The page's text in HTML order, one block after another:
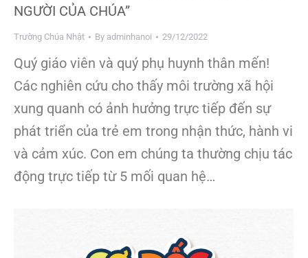
NGƯỜI CỦA CHÚA”
Trường Chúa Nhật By adminhanoi 29/12/2022
Quý giáo viên và quý phụ huynh thân mến!
Các nghiên cứu cho thấy môi trường xã hội
xung quanh có ảnh hưởng trực tiếp đến sự
phát triển của trẻ em trong nhận thức, hành vi
và cảm xúc. Con em chúng ta thường chịu tác
động trực tiếp từ 5 mối quan hệ…